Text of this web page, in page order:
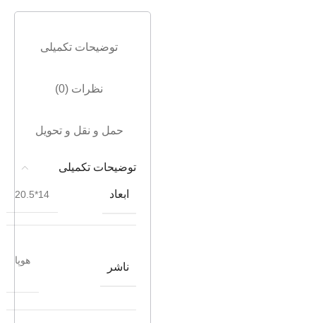
توضیحات تکمیلی
نظرات (0)
حمل و نقل و تحویل
توضیحات تکمیلی
ابعاد 14*20.5
ناشر
هوپا